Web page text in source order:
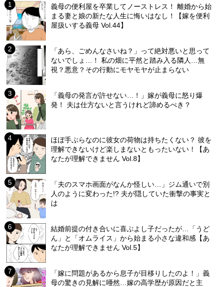
義母の便利屋を卒業してノーストレス！ 離婚から始
まる妻と娘の新たな人生に悔いはなし！【嫁を便利
屋扱いする義母 Vol.44】
「あら、ごめんなさいね？」って絶対悪いと思って
ないでしょ…！ 私の畑に平然と踏み入る隣人…無
視？悪意？その行動にモヤモヤが止まらない
「義母の発言が許せない…！」嫁が義母に怒り爆
発！ 夫は仕方ないと言うけれど諦めるべき？
ほぼ手ぶらなのに彼女の荷物は持ちたくない？ 彼を
理解できないけど楽しまないともったいない！【あ
なたが理解できません Vol.8】
「夫のスマホ画面がなんか怪しい…」ジム通いで別
人のように変わった!? 夫が隠していた衝撃の事実と
は
結婚前提の付き合いに喜ぶよし子だったが…「うど
ん」と「オムライス」から始まる小さな違和感【あ
なたが理解できません Vol.5】
「嫁に問題があるから息子が目移りしたのよ！」義
母の驚きの見解に唖然…嫁の高学歴が原因だと主